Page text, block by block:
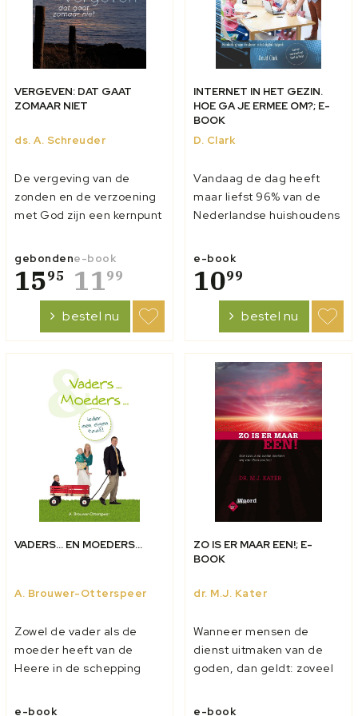
VERGEVEN: DAT GAAT
ZOMAAR NIET
ds. A. Schreuder
De vergeving van de
zonden en de verzoening
met God zijn een kernpunt
In het geloof wordt
doorleefd wat schuld en
berouw zijn. Maar ook
genade, het wonder van
de vergeving der zonden,
gebonden
1595
e-book
1199
bestel nu
INTERNET IN HET GEZIN.
HOE GA JE ERMEE OM?; E-
BOOK
D. Clark
Vandaag de dag heeft
maar liefst 96% van de
Nederlandse huishoudens
is een medium waar we
niet omheen kunnen. Maar
ook al maken we er gebruik
begrijpen de
duizelingwekkende reeks
van toepassingen en...
e-book
1099
bestel nu
VADERS... EN MOEDERS...
A. Brouwer-Otterspeer
Zowel de vader als de
moeder heeft van de
Heere in de schepping
én speciale
e-book
ZO IS ER MAAR EEN!; E-
BOOK
dr. M.J. Kater
Wanneer mensen de
dienst uitmaken van de
goden, dan geldt: zoveel
Dan zou ook de 'christelijke
e-book